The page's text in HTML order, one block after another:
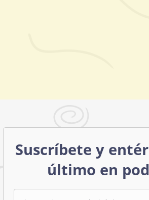
Suscríbete y
último en